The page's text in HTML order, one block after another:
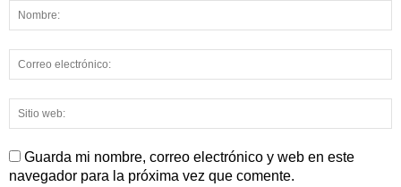
Guarda mi nombre, correo electrónico y web en este
navegador para la próxima vez que comente.